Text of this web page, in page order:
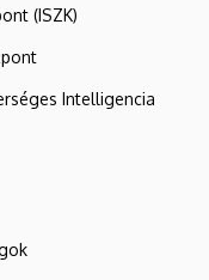
(ISZK)
Intelligencia